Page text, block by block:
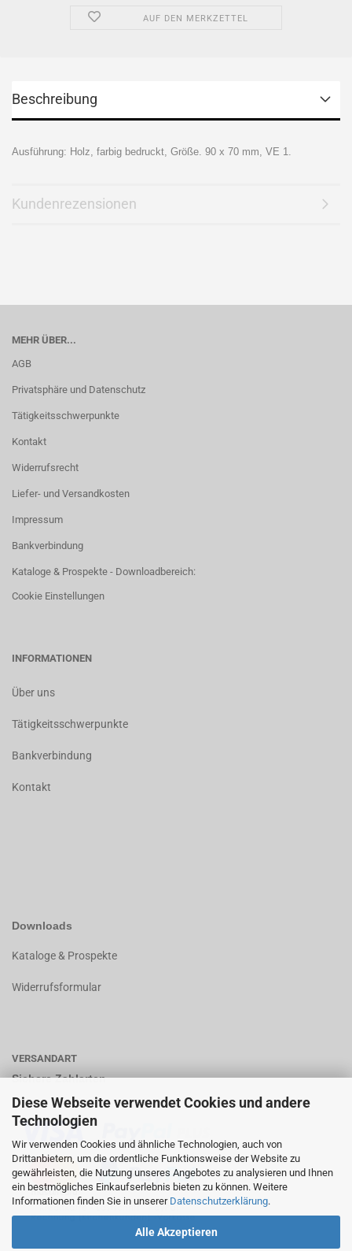
Diese Webseite verwendet Cookies und andere
Technologien
Wir verwenden Cookies und ähnliche Technologien, auch von
Drittanbietern, um die ordentliche Funktionsweise der Website zu
gewährleisten, die Nutzung unseres Angebotes zu analysieren und Ihnen
ein bestmögliches Einkaufserlebnis bieten zu können. Weitere
Informationen finden Sie in unserer Datenschutzerklärung.
Alle Akzeptieren
AUF DEN MERKZETTEL
Beschreibung
Ausführung: Holz, farbig bedruckt, Größe. 90 x 70 mm, VE 1.
Kundenrezensionen
MEHR ÜBER...
AGB
Privatsphäre und Datenschutz
Tätigkeitsschwerpunkte
Kontakt
Widerrufsrecht
Liefer- und Versandkosten
Impressum
Bankverbindung
Kataloge & Prospekte - Downloadbereich:
Cookie Einstellungen
INFORMATIONEN
Über uns
Tätigkeitsschwerpunkte
Bankverbindung
Kontakt
Downloads
Kataloge & Prospekte
Widerrufsformular
VERSANDART
Sichere Zahlarten